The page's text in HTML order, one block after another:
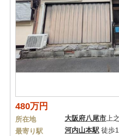
480万円
所在地 大阪府八尾市 上
最寄り駅
河内山本駅 徒歩